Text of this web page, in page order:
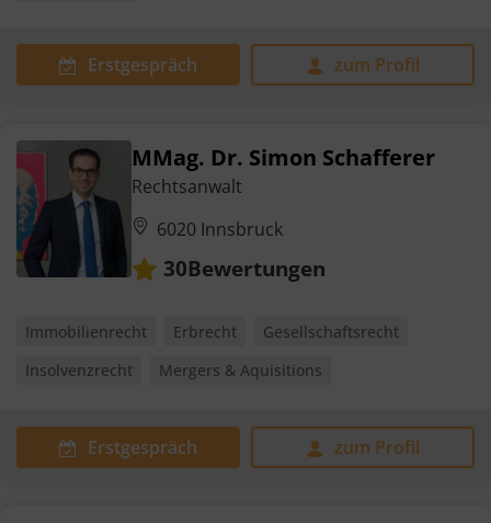
Erstgespräch zum Profil
MMag. Dr. Simon Schafferer
Rechtsanwalt
6020 Innsbruck
30Bewertungen
Immobilienrecht Erbrecht
Gesellschaftsrecht
Insolvenzrecht
Mergers & Aquisitions
Erstgespräch zum Profil